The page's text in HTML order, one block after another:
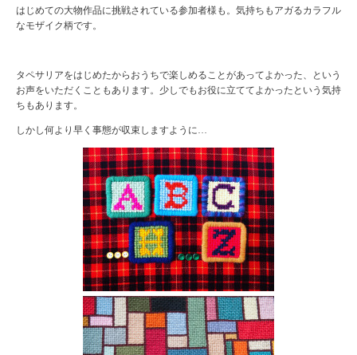
はじめての大物作品に挑戦されている参加者様も。気持ちもアガるカラフル
なモザイク柄です。
タペサリアをはじめたからおうちで楽しめることがあってよかった、という
お声をいただくこともあります。少しでもお役に立ててよかったという気持
ちもあります。
しかし何より早く事態が収束しますように…